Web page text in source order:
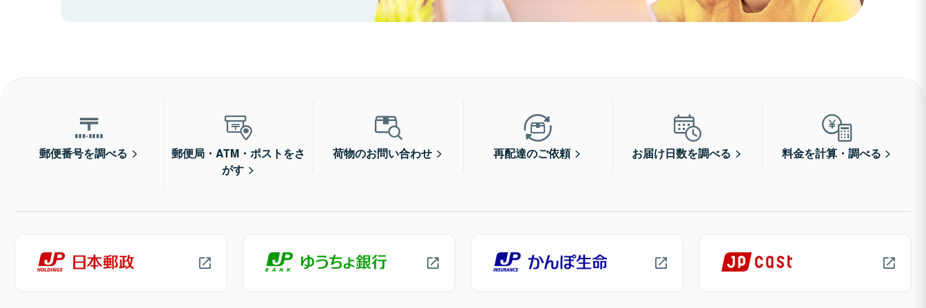
郵便番号を調べる
郵便局・ATM・ポストをさ
がす
荷物のお問い合わせ 再配達のご依頼 お届け日数を調べる 料金を計算・調べる